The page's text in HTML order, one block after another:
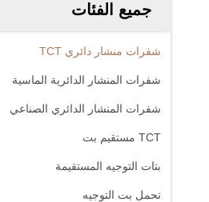
جميع الفئات
شفرات منشار دائري TCT
شفرات المنشار الدائرية الماسية
شفرات المنشار الدائري الصناعي
TCT مستقيم بت
بتات التوجيه المستقيمة
تحمل بت التوجيه